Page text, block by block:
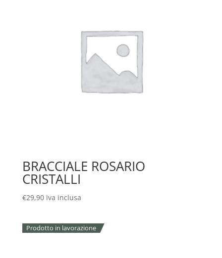
BRACCIALE ROSARIO
CRISTALLI
€29,90 iva inclusa
Prodotto in lavorazione